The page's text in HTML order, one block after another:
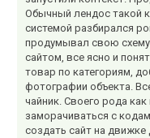
Обычный лендос такой
системой разбирался
продумывал свою схему
сайтом, все ясно и
товар по категориям,
фотографии объекта.
чайник. Своего рода
заморачиваться с
создать сайт на